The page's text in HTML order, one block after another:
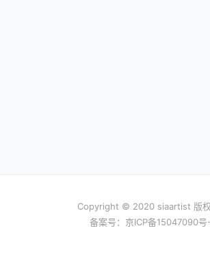
Copyright © 2020 siaartist 版
备案号： 京ICP备15047090号